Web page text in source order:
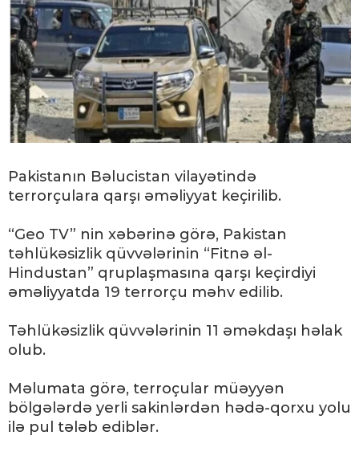
Pakistanın Bəlucistan vilayətində
terrorçulara qarşı əməliyyat keçirilib.
“Geo TV” nin xəbərinə görə, Pakistan
təhlükəsizlik qüvvələrinin “Fitnə əl-
Hindustan” qruplaşmasına qarşı keçirdiyi
əməliyyatda 19 terrorçu məhv edilib.
Təhlükəsizlik qüvvələrinin 11 əməkdaşı həlak
olub.
Məlumata görə, terroçular müəyyən
bölgələrdə yerli sakinlərdən hədə-qorxu yolu
ilə pul tələb ediblər.